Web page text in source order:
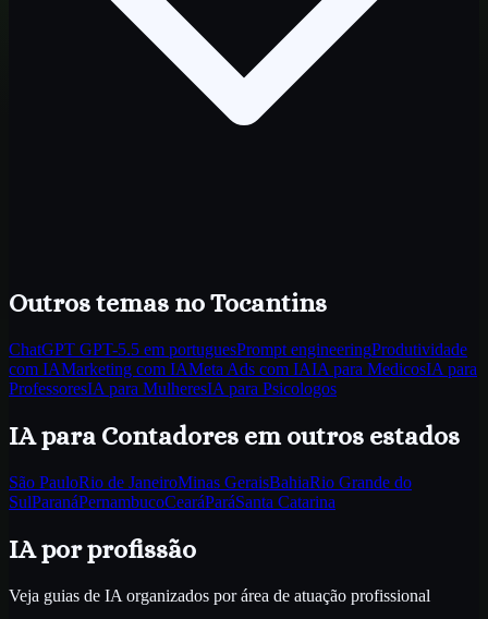
Outros temas no Tocantins
ChatGPT GPT-5.5 em portuguesPrompt engineeringProdutividade
com IAMarketing com IAMeta Ads com IAIA para MedicosIA para
ProfessoresIA para MulheresIA para Psicologos
IA para Contadores em outros estados
São PauloRio de JaneiroMinas GeraisBahiaRio Grande do
SulParanáPernambucoCearáParáSanta Catarina
IA por profissão
Veja guias de IA organizados por área de atuação profissional